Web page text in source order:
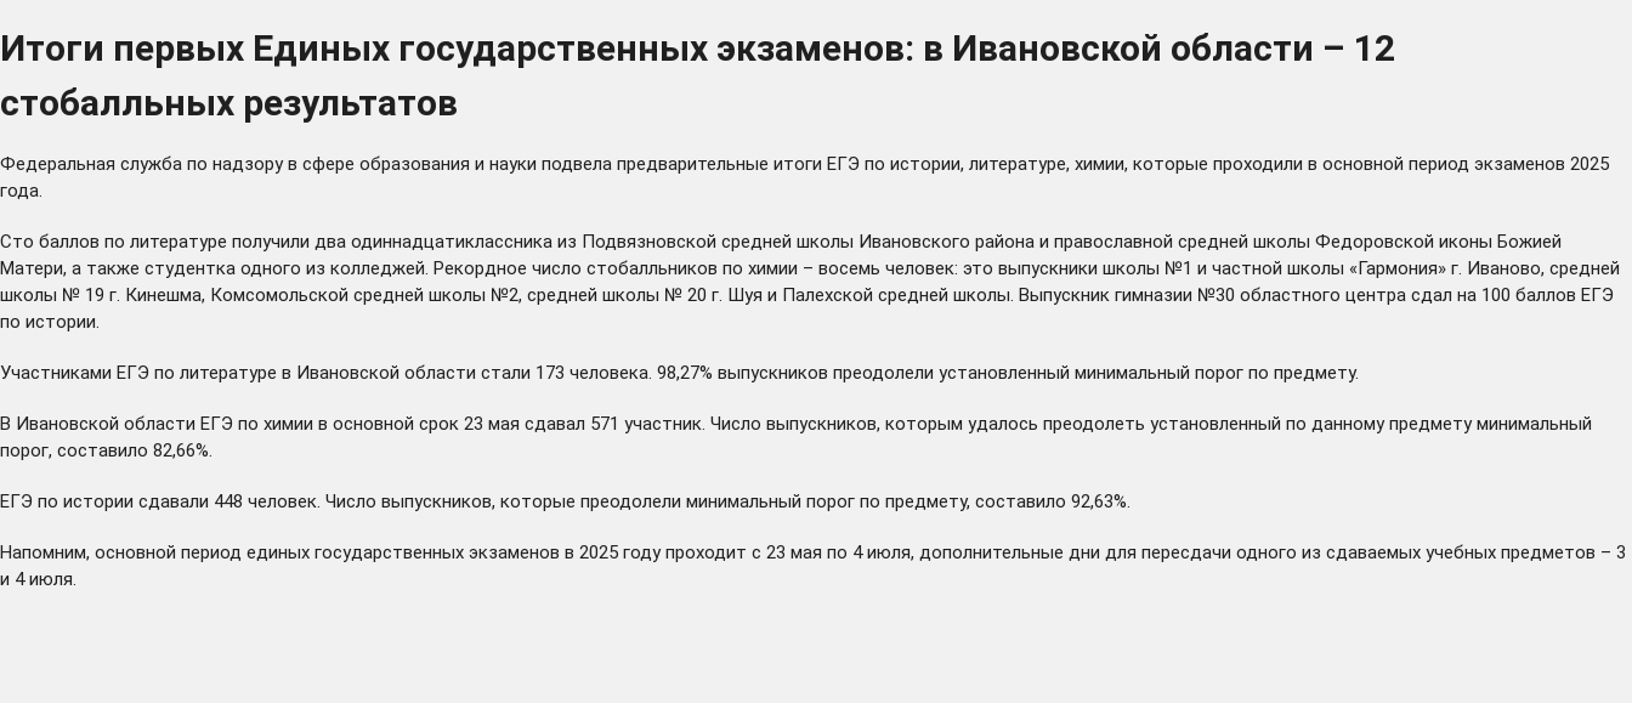
Итоги первых Единых государственных экзаменов: в Ивановской области – 12
стобалльных результатов
Федеральная служба по надзору в сфере образования и науки подвела предварительные итоги ЕГЭ по истории, литературе, химии, которые проходили в основной период экзаменов 2025
года.
Сто баллов по литературе получили два одиннадцатиклассника из Подвязновской средней школы Ивановского района и православной средней школы Федоровской иконы Божией
Матери, а также студентка одного из колледжей. Рекордное число стобалльников по химии – восемь человек: это выпускники школы №1 и частной школы «Гармония» г. Иваново, средней
школы № 19 г. Кинешма, Комсомольской средней школы №2, средней школы № 20 г. Шуя и Палехской средней школы. Выпускник гимназии №30 областного центра сдал на 100 баллов ЕГЭ
по истории.
Участниками ЕГЭ по литературе в Ивановской области стали 173 человека. 98,27% выпускников преодолели установленный минимальный порог по предмету.
В Ивановской области ЕГЭ по химии в основной срок 23 мая сдавал 571 участник. Число выпускников, которым удалось преодолеть установленный по данному предмету минимальный
порог, составило 82,66%.
ЕГЭ по истории сдавали 448 человек. Число выпускников, которые преодолели минимальный порог по предмету, составило 92,63%.
Напомним, основной период единых государственных экзаменов в 2025 году проходит с 23 мая по 4 июля, дополнительные дни для пересдачи одного из сдаваемых учебных предметов – 3
и 4 июля.